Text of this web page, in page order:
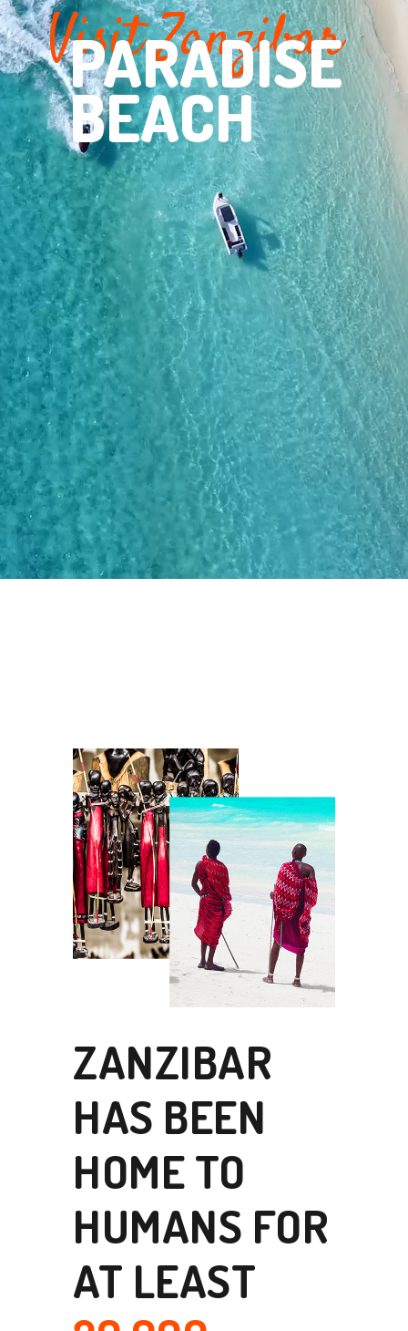
Visit Zanzibar
PARADISE
BEACH
ZANZIBAR
HAS BEEN
HOME TO
HUMANS FOR
AT LEAST